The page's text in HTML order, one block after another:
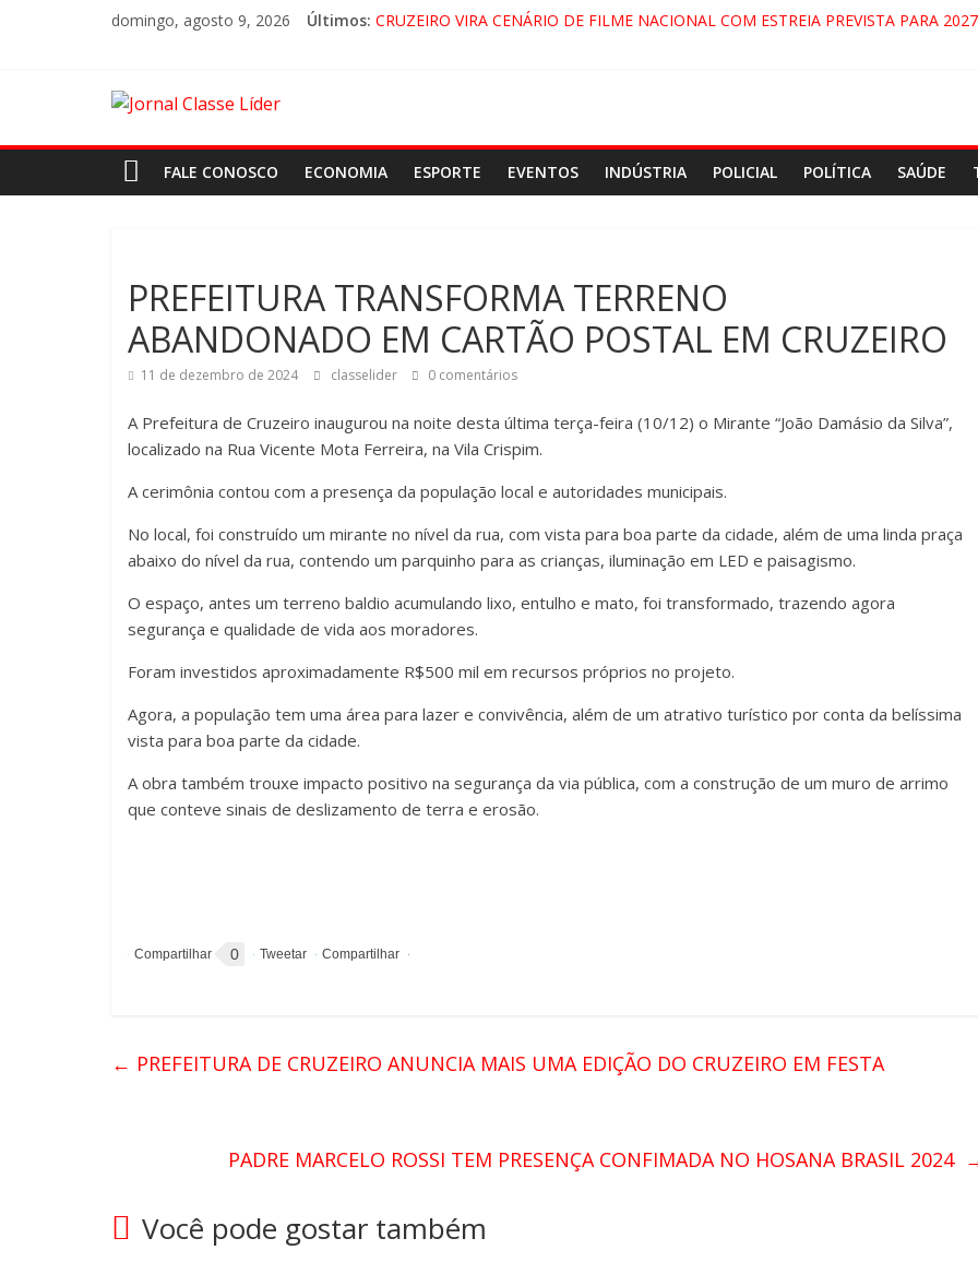
domingo, agosto 9, 2026 Últimos: CRUZEIRO VIRA CENÁRIO DE FILME NACIONAL COM ESTREIA PREVISTA PARA
FALE CONOSCO ECONOMIA ESPORTE EVENTOS INDÚSTRIA POLICIAL POLÍTICA SAÚDE
PREFEITURA TRANSFORMA TERRENO
ABANDONADO EM CARTÃO POSTAL EM CRUZEIRO
11 de dezembro de 2024 classelider 0 comentários
A Prefeitura de Cruzeiro inaugurou na noite desta última terça-feira (10/12) o Mirante “João Damásio da Silva”,
localizado na Rua Vicente Mota Ferreira, na Vila Crispim.
A cerimônia contou com a presença da população local e autoridades municipais.
No local, foi construído um mirante no nível da rua, com vista para boa parte da cidade, além de uma linda praça
abaixo do nível da rua, contendo um parquinho para as crianças, iluminação em LED e paisagismo.
O espaço, antes um terreno baldio acumulando lixo, entulho e mato, foi transformado, trazendo agora
segurança e qualidade de vida aos moradores.
Foram investidos aproximadamente R$500 mil em recursos próprios no projeto.
Agora, a população tem uma área para lazer e convivência, além de um atrativo turístico por conta da belíssima
vista para boa parte da cidade.
A obra também trouxe impacto positivo na segurança da via pública, com a construção de um muro de arrimo
que conteve sinais de deslizamento de terra e erosão.
0
← PREFEITURA DE CRUZEIRO ANUNCIA MAIS UMA EDIÇÃO DO CRUZEIRO EM FESTA
PADRE MARCELO ROSSI TEM PRESENÇA CONFIMADA NO HOSANA BRASIL 2024
Você pode gostar também